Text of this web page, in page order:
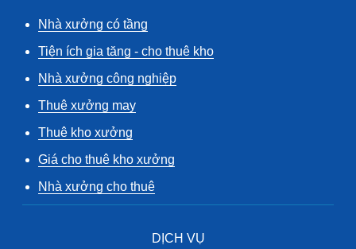
Nhà xưởng có tầng
Tiện ích gia tăng - cho thuê kho
Nhà xưởng công nghiệp
Thuê xưởng may
Thuê kho xưởng
Giá cho thuê kho xưởng
Nhà xưởng cho thuê
DỊCH VỤ